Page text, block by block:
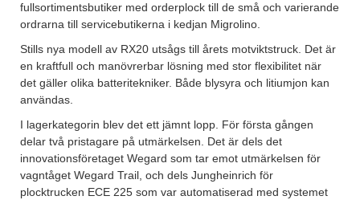
fullsortimentsbutiker med orderplock till de små och varierande
ordrarna till servicebutikerna i kedjan Migrolino.
Stills nya modell av RX20 utsågs till årets motviktstruck. Det är
en kraftfull och manövrerbar lösning med stor flexibilitet när
det gäller olika batteritekniker. Både blysyra och litiumjon kan
användas.
I lagerkategorin blev det ett jämnt lopp. För första gången
delar två pristagare på utmärkelsen. Det är dels det
innovationsföretaget Wegard som tar emot utmärkelsen för
vagntåget Wegard Trail, och dels Jungheinrich för
plocktrucken ECE 225 som var automatiserad med systemet